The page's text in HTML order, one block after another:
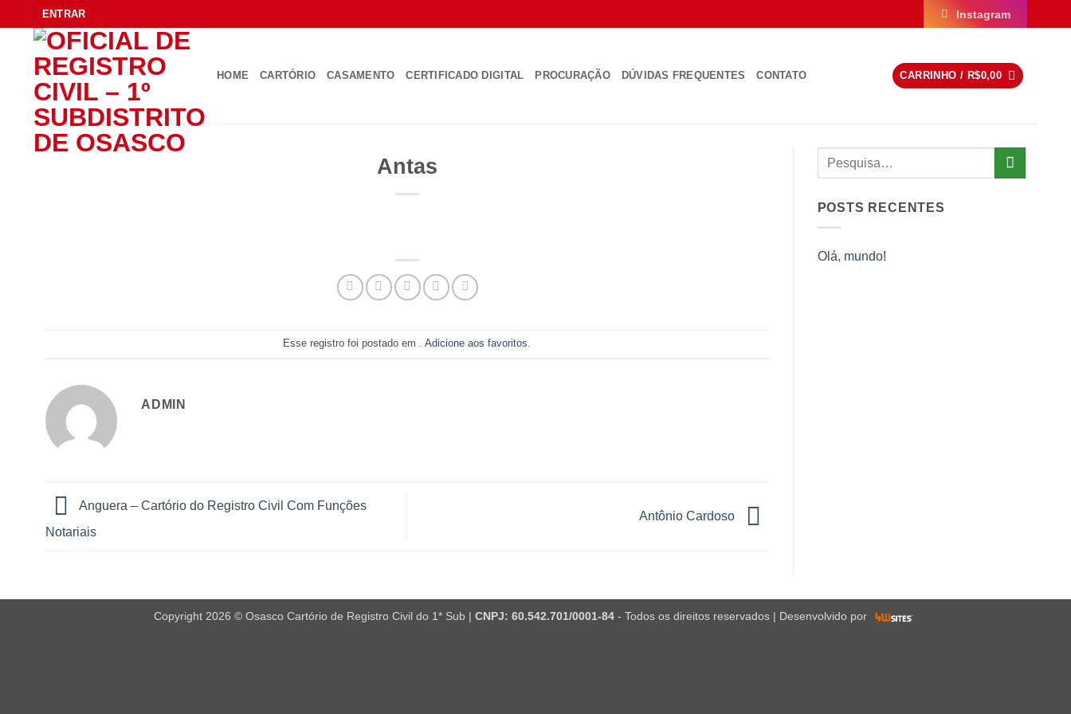
to
ENTRAR Instagram
HOME CARTÓRIO CASAMENTO CERTIFICADO DIGITAL PROCURAÇÃO DÚVIDAS FREQUENTES CONTATO CARRINHO / R$0,00
Antas
Esse registro foi postado em .Adicione aos favoritos.
ADMIN
Anguera – Cartório do Registro Civil Com Funções
Notariais
Antônio Cardoso
POSTS RECENTES
Olá, mundo!
Copyright 2026 © Osasco Cartório de Registro Civil do 1* Sub | CNPJ: 60.542.701/0001-84- Todos os direitos reservados | Desenvolvido por